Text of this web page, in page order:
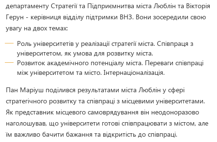
департаменту Стратегії та Підприємнитва міста Люблін та Вікторія
Герун - керівниця відділу підтримки ВНЗ. Вони зосередили свою
увагу на двох темах:
Роль університетів у реалізації стратегії міста. Співпраця з
університетом, як умова для розвитку міста.
Розвиток академічного потенціалу міста. Переваги співпраці
між університетом та місто. Інтернаціоналізація.
Пан Маріуш поділився результатами міста Люблін у сфері
стратегічного розвитку та співпраці з місцевими університетами.
Як представник місцевого самоврядування він неодоноразово
наголошував, що університети готові співпрацювати з містом, але
їм важливо бачити бажання та відкритість до співпраці.